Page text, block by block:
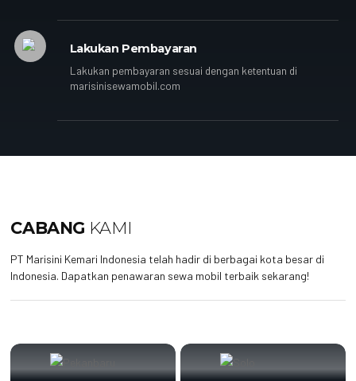
Lakukan Pembayaran
Lakukan pembayaran sesuai dengan ketentuan di
marisinisewamobil.com
CABANG KAMI
PT Marisini Kemari Indonesia telah hadir di berbagai kota besar di
Indonesia. Dapatkan penawaran sewa mobil terbaik sekarang!